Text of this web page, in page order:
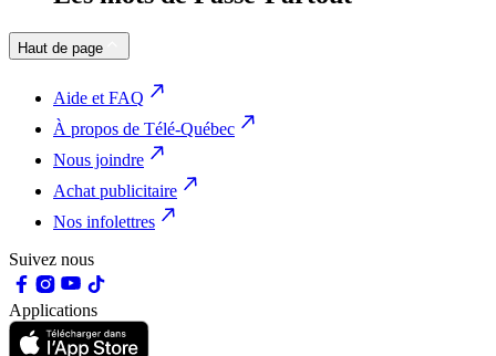
Haut de page
Aide et FAQ
À propos de Télé-Québec
Nous joindre
Achat publicitaire
Nos infolettres
Suivez nous
Applications